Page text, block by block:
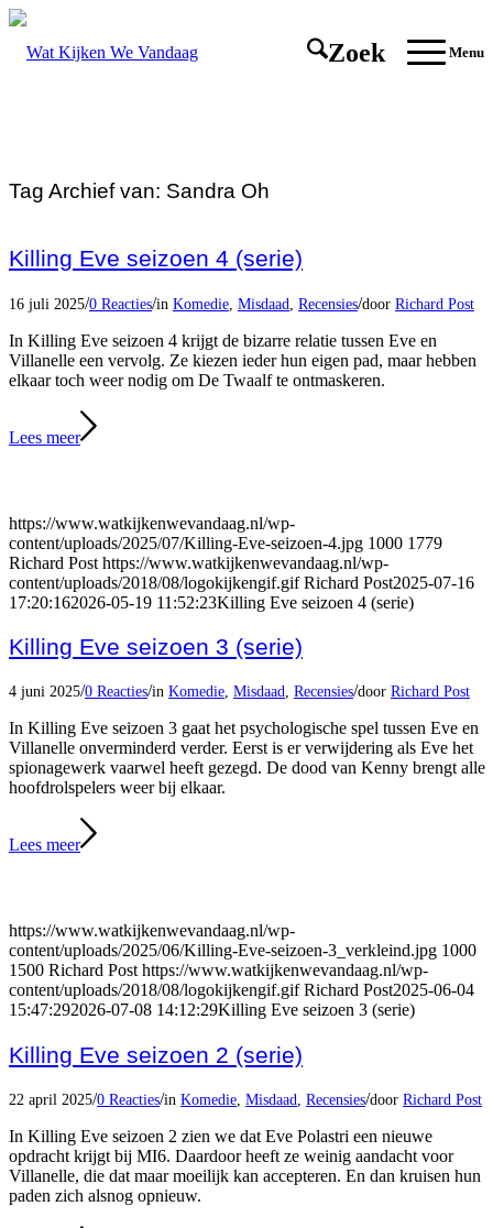
Zoek Menu
Tag Archief van: Sandra Oh
Killing Eve seizoen 4 (serie)
16 juli 2025/0 Reacties/in Komedie Misdaad Recensies/door Richard Post
In Killing Eve seizoen 4 krijgt de bizarre relatie tussen Eve en
Villanelle een vervolg. Ze kiezen ieder hun eigen pad, maar hebben
elkaar toch weer nodig om De Twaalf te ontmaskeren.
Lees meer
https://www.watkijkenwevandaag.nl/wp-
content/uploads/2025/07/Killing-Eve-seizoen-4.jpg 1000 1779
Richard Post https://www.watkijkenwevandaag.nl/wp-
content/uploads/2018/08/logokijkengif.gif Richard Post2025-07-16
17:20:162026-05-19 11:52:23Killing Eve seizoen 4 (serie)
Killing Eve seizoen 3 (serie)
4 juni 2025/0 Reacties/in Komedie, Misdaad, Recensies/door Richard Post
In Killing Eve seizoen 3 gaat het psychologische spel tussen Eve en
Villanelle onverminderd verder. Eerst is er verwijdering als Eve het
spionagewerk vaarwel heeft gezegd. De dood van Kenny brengt alle
hoofdrolspelers weer bij elkaar.
Lees meer
https://www.watkijkenwevandaag.nl/wp-
content/uploads/2025/06/Killing-Eve-seizoen-3_verkleind.jpg 1000
1500 Richard Post https://www.watkijkenwevandaag.nl/wp-
content/uploads/2018/08/logokijkengif.gif Richard Post2025-06-04
15:47:292026-07-08 14:12:29Killing Eve seizoen 3 (serie)
Killing Eve seizoen 2 (serie)
22 april 2025/0 Reacties/in Komedie, Misdaad, Recensies/door Richard Post
In Killing Eve seizoen 2 zien we dat Eve Polastri een nieuwe
opdracht krijgt bij MI6. Daardoor heeft ze weinig aandacht voor
Villanelle, die dat maar moeilijk kan accepteren. En dan kruisen hun
paden zich alsnog opnieuw.